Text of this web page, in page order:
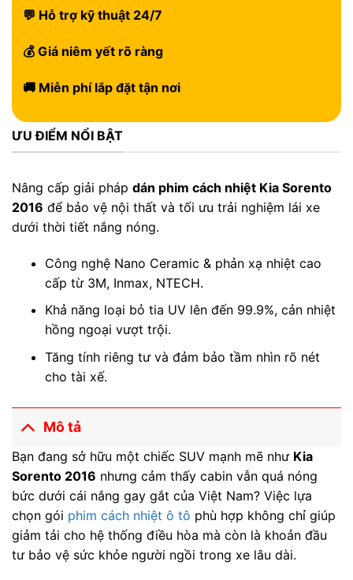
💬 Hỗ trợ kỹ thuật 24/7
💰 Giá niêm yết rõ ràng
🚚 Miễn phí lắp đặt tận nơi
ƯU ĐIỂM NỔI BẬT
Nâng cấp giải pháp dán phim cách nhiệt Kia Sorento
2016 để bảo vệ nội thất và tối ưu trải nghiệm lái xe
dưới thời tiết nắng nóng.
Công nghệ Nano Ceramic & phản xạ nhiệt cao
cấp từ 3M, Inmax, NTECH.
Khả năng loại bỏ tia UV lên đến 99.9%, cản nhiệt
hồng ngoại vượt trội.
Tăng tính riêng tư và đảm bảo tầm nhìn rõ nét
cho tài xế.
Mô tả
Bạn đang sở hữu một chiếc SUV mạnh mẽ như Kia
Sorento 2016 nhưng cảm thấy cabin vẫn quá nóng
bức dưới cái nắng gay gắt của Việt Nam? Việc lựa
chọn gói phim cách nhiệt ô tô phù hợp không chỉ giúp
giảm tải cho hệ thống điều hòa mà còn là khoản đầu
tư bảo vệ sức khỏe người ngồi trong xe lâu dài.